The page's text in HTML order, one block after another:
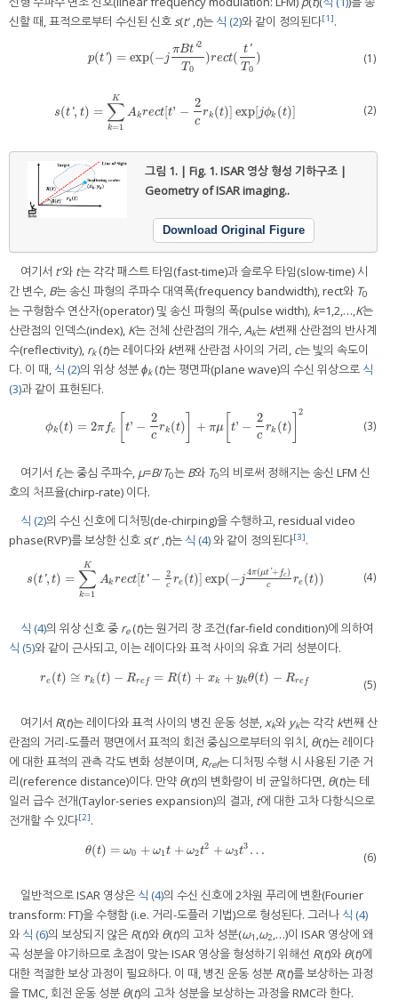
신할 때, 표적으로부터 수신된 신호s(t′ ,t)는 식 (2)와 같이 정의된다[1].
p(t ') = exp(−j
πBt '2
T0
)rect(
t'
T0
)
p( ′)= exp(−jπBt′2T0)rect(t′T0) (1)
s(t ', t) = ∑
k=1
K
Akrect[t' −
2
c
rk (t)] exp[jϕk (t)]
s(t ,t) =∑k =1KAkrec t[t '−2 crk(t)]exp[jϕk (t)] (2)
그림 1. | Fig. 1.ISAR 영상 형성 기하구조 |
Geometry of ISAR imaging..
Download Original Figure
여기서 t′와 t는 각각 패스트 타임(fast-time)과 슬로우 타임(slow-time) 시
간 변수, B는 송신 파형의 주파수 대역폭(frequency bandwidth), rect와 T0
는 구형함수 연산자(operator) 및 송신 파형의 폭(pulse width), k=1,2,…,K는
산란점의 인덱스(index), K는 전체 산란점의 개수,Ak는 k번째 산란점의 반사계
수(reflectivity), rk(t)는 레이다와 k번째 산란점 사이의 거리, c는 빛의 속도이
다. 이 때, 식 (2)의 위상 성분ϕk(t)는 평면파(plane wave)의 수신 위상으로 식
(3)과 같이 표현된다.
ϕk (t) = 2π fc t' −
2
c
rk (t) + πμ[ t' −
2
c
rk (t)
2
ϕk(t)=2 πfc [t' −2crk(t)] πμ[t'−2 cr k(t) ]2 (3)
여기서 fc는 중심 주파수, μ=B/T0는 B와 T0의 비로써 정해지는 송신 LFM 신
호의 처프율(chirp-rate) 이다.
식 (2)의 수신 신호에 디처핑(de-chirping)을 수행하고, residual video
phase(RVP)를 보상한 신호s(t′ ,t)는 식 (4)와 같이 정의된다[3].
s(t', t) = ∑
k=1
K
Ak rect[t' − 2
c re (t)] exp(−j
4π(μt '+ fc)
c re (t))
s(t ,t)= ∑k = 1KAkrec t[t′−2 cre(t)]exp(−j4π(μt′+fc)cre(t)) (4)
식 (4)의 위상 신호 중 re(t)는 원거리 장 조건(far-field condition)에 의하여
식 (5)와 같이 근사되고, 이는 레이다와 표적 사이의 유효 거리 성분이다.
re (t) ≅ rk (t) − Rre f = R(t) + xk + ykθ(t) − Rref
re(t)≅rk(t)−Rr ef=R(t)+ xk+ykθ(t)−Rref (5)
여기서 R(t)는 레이다와 표적 사이의 병진 운동 성분,xk와 yk는 각각 k번째 산
란점의 거리-도플러 평면에서 표적의 회전 중심으로부터의 위치, θ(t)는 레이다
에 대한 표적의 관측 각도 변화 성분이며, Rref는 디처핑 수행 시 사용된 기준 거
리(reference distance)이다. 만약 θ(t)의 변화량이 비 균일하다면, θ(t)는 테
일러 급수 전개(Taylor-series expansion)의 결과, t에 대한 고차 다항식으로
전개할 수 있다[2].
θ(t) = ω0 + ω1t + ω2t2 + ω3t3 …
θ(t )=ω 0+ω1t +ω2t2+ω3t3… (6)
일반적으로 ISAR 영상은 식 (4)의 수신 신호에 2차원 푸리에 변환(Fourier
transform: FT)을 수행함 (i.e. 거리-도플러 기법)으로 형성된다. 그러나 식 (4)
와 식 (6)의 보상되지 않은 R(t)와 θ(t)의 고차 성분(ω1 ,ω2,…)이 ISAR 영상에 왜
곡 성분을 야기하므로 초점이 맞는 ISAR 영상을 형성하기 위해선 R(t)와 θ(t)에
대한 적절한 보상 과정이 필요하다. 이 때, 병진 운동 성분 R(t)를 보상하는 과정
을 TMC, 회전 운동 성분 θ(t)의 고차 성분을 보상하는 과정을 RMC라 한다.